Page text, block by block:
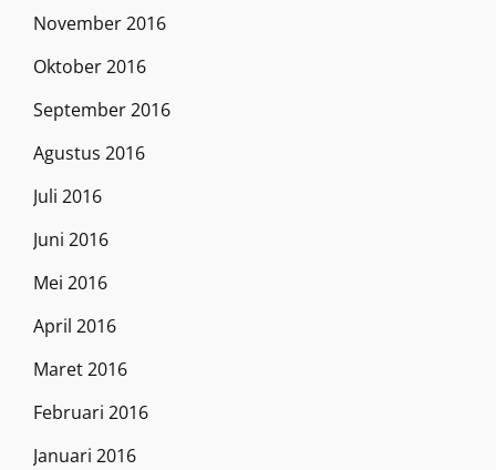
November 2016
Oktober 2016
September 2016
Agustus 2016
Juli 2016
Juni 2016
Mei 2016
April 2016
Maret 2016
Februari 2016
Januari 2016